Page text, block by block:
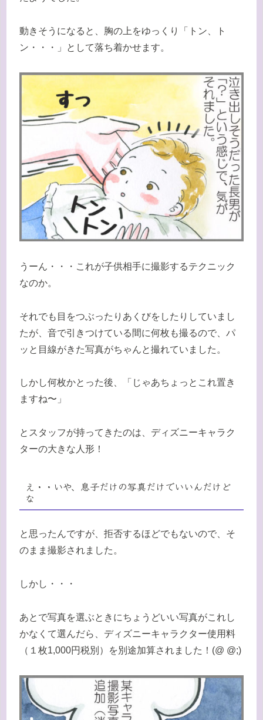
動きそうになると、胸の上をゆっくり「トン、ト
ン・・・」として落ち着かせます。
うーん・・・これが子供相手に撮影するテクニック
なのか。
それでも目をつぶったりあくびをしたりしていまし
たが、音で引きつけている間に何枚も撮るので、パ
ッと目線がきた写真がちゃんと撮れていました。
しかし何枚かとった後、「じゃあちょっとこれ置き
ますね〜」
とスタッフが持ってきたのは、ディズニーキャラク
ターの大きな人形！
え・・いや、息子だけの写真だけでいいんだけど
な
と思ったんですが、拒否するほどでもないので、そ
のまま撮影されました。
しかし・・・
あとで写真を選ぶときにちょうどいい写真がこれし
かなくて選んだら、ディズニーキャラクター使用料
（１枚1,000円税別）を別途加算されました！(@ @;)